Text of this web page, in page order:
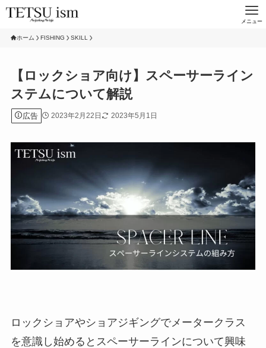
メニュー
ホーム FISHING SKILL
【ロックショア向け】スペーサーライン
ステムについて解説
広告 2023年2月22日 2023年5月1日
ロックショアやショアジギングでメータークラス
を意識し始めるとスペーサーラインについて興味